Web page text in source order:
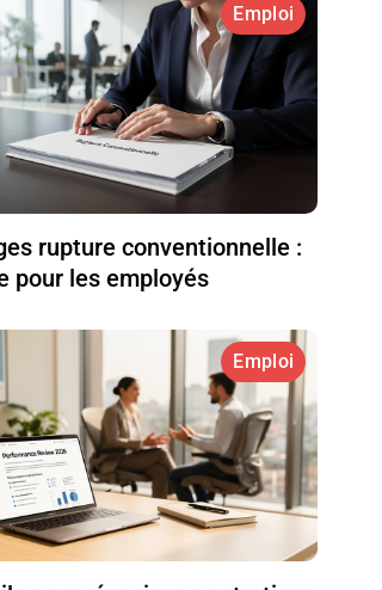
Emploi
rupture conventionnelle :
pour les employés
Emploi